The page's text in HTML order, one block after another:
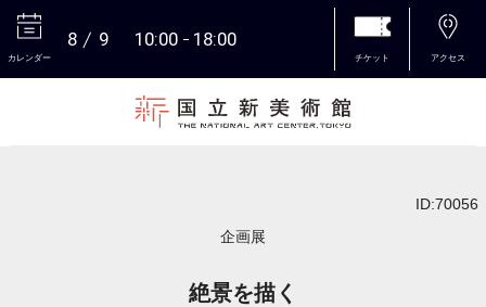
カレンダー
8 9 10:00 18:00
チケット アクセス
ID:70056
企画展
絶景を描く